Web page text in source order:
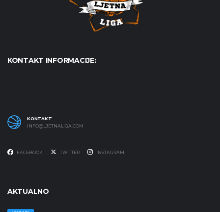
KONTAKT INFORMACIJE:
KONTAKT
INFO@LJETNALIGA.COM
FACEBOOK TWITTER INSTAGRAM
AKTUALNO